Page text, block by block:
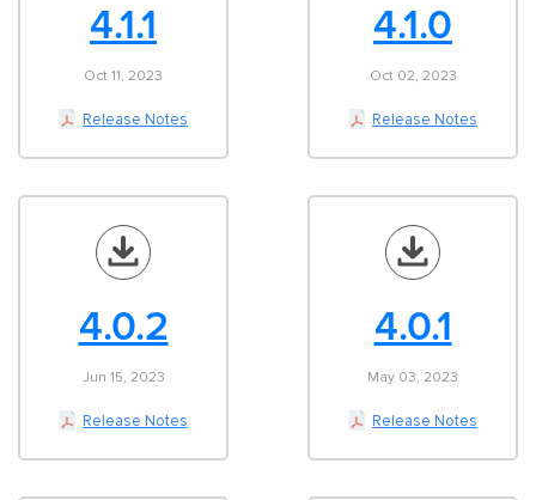
4.1.1
Oct 11, 2023
Release Notes
4.1.0
Oct 02, 2023
Release Notes
4.0.2
Jun 15, 2023
Release Notes
4.0.1
May 03, 2023
Release Notes